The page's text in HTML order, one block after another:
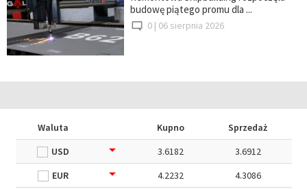
budowę piątego promu dla ...
0 | 06 sierpnia 2026
Waluta Kupno
Sprzedaż
USD
3.6182
3.6912
EUR
4.2232
4.3086